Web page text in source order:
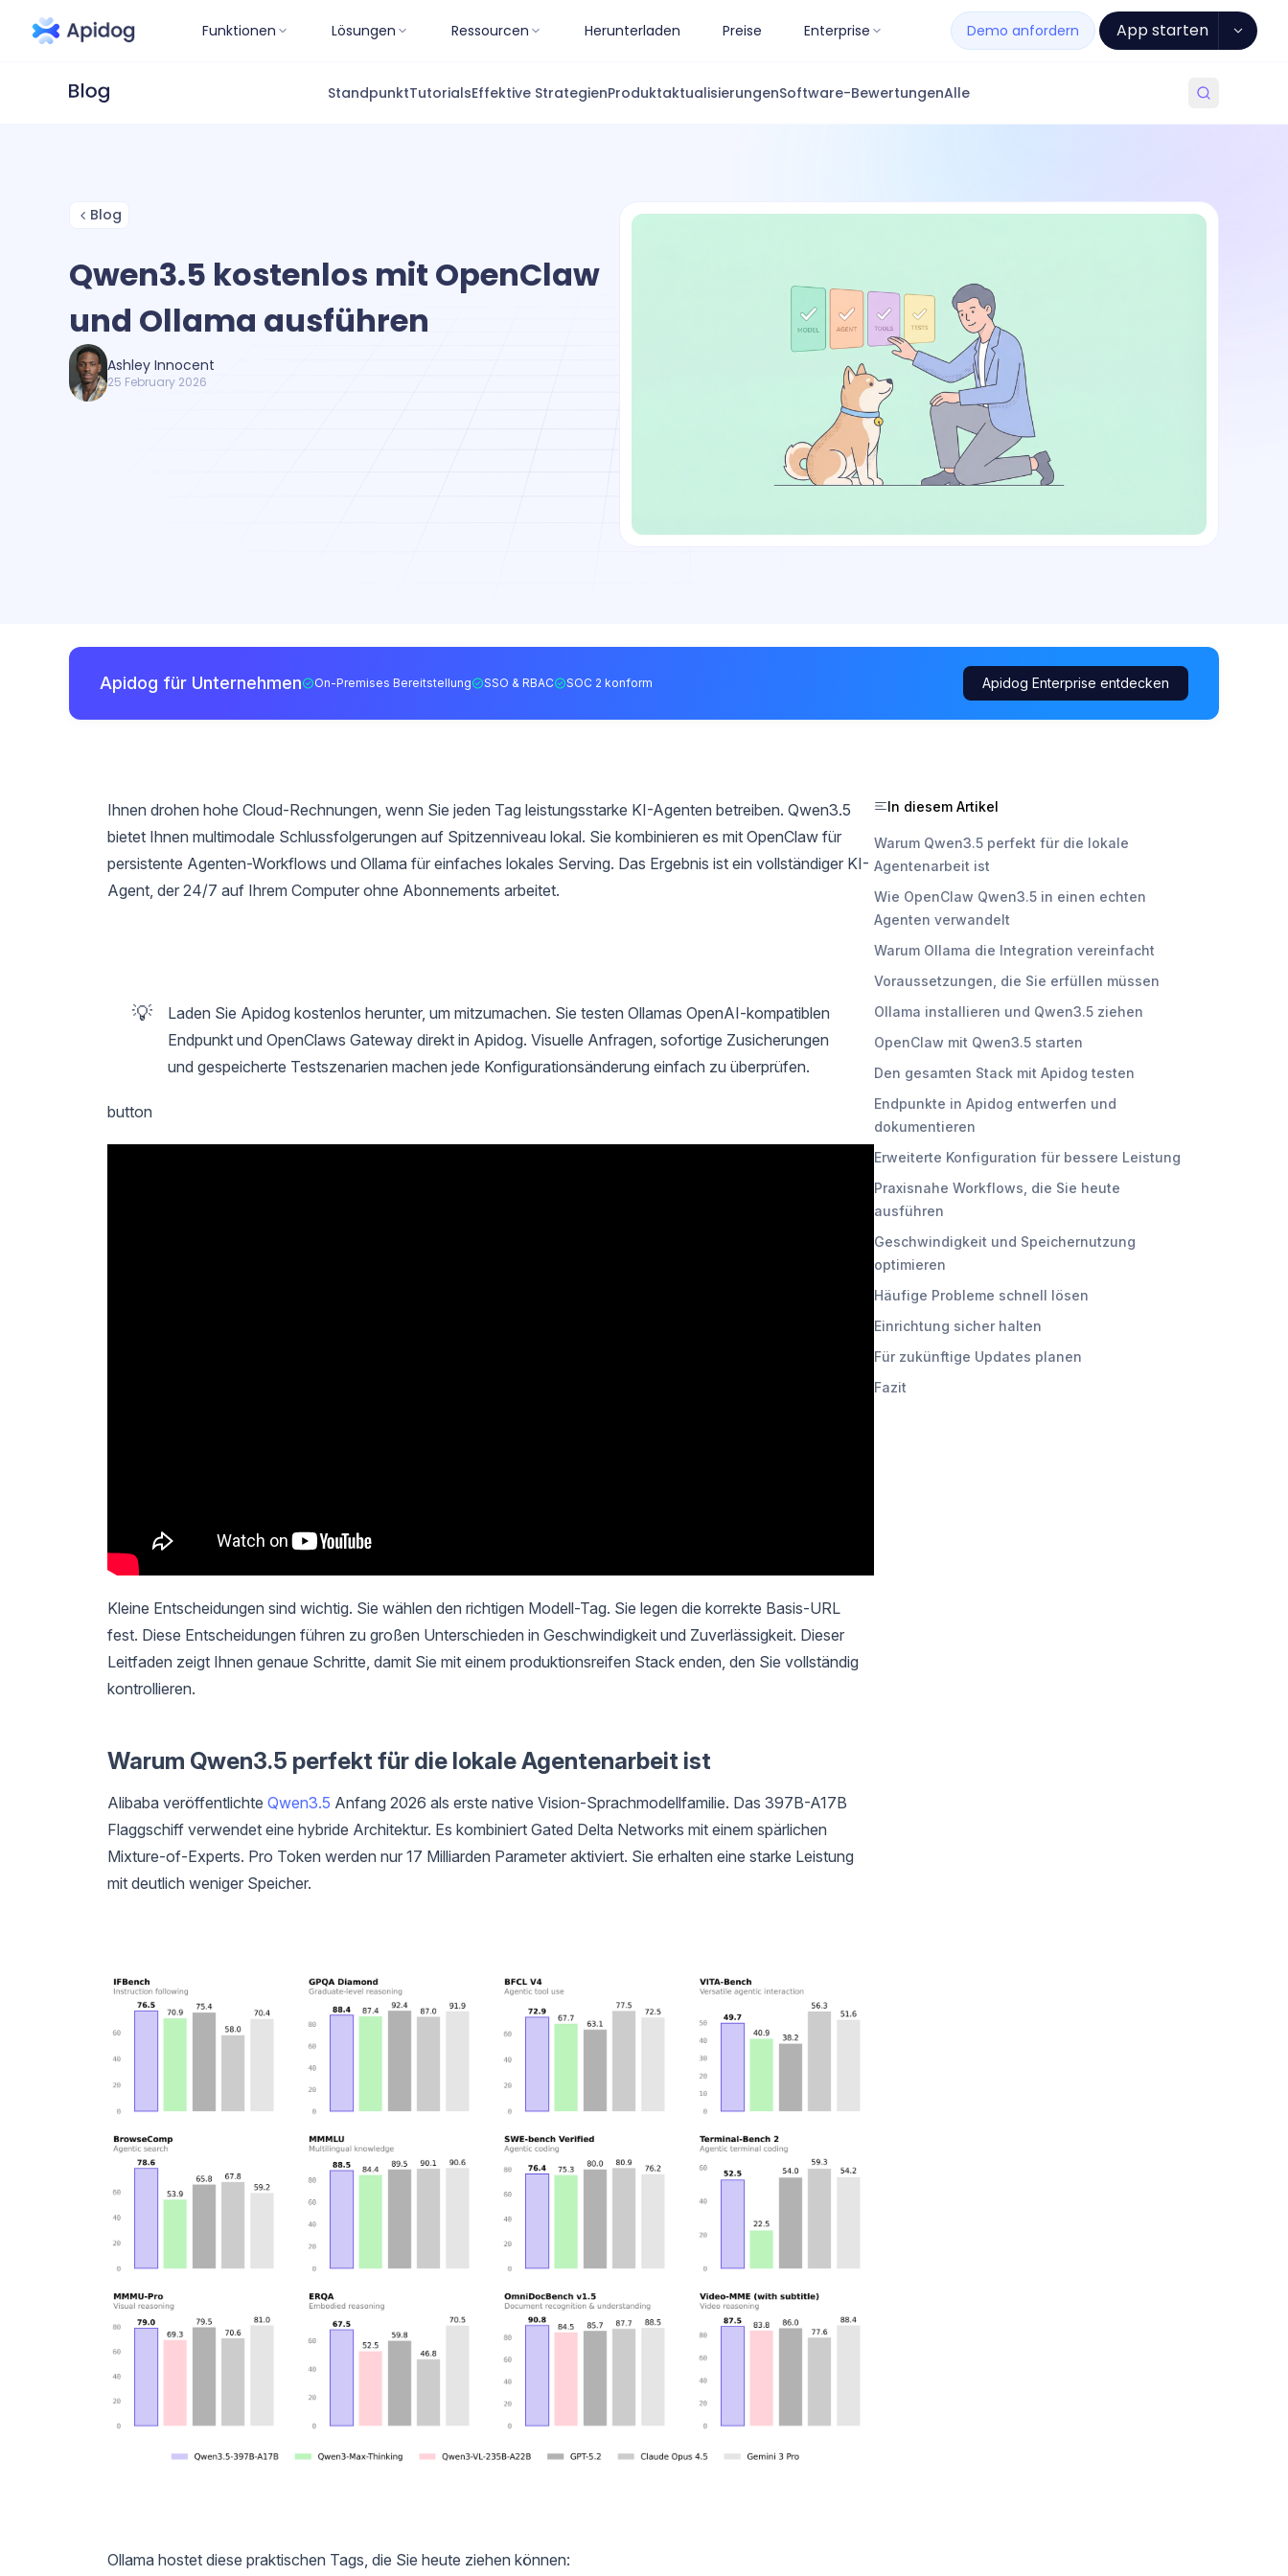
Funktionen Lösungen Ressourcen Herunterladen Preise Enterprise Demo anfordern App starten
StandpunktTutorialsEffektive StrategienProduktaktualisierungenSoftware-BewertungenAlle
Blog
Qwen3.5 kostenlos mit OpenClaw
und Ollama ausführen
Ashley Innocent
25 February 2026
Apidog für Unternehmen On-Premises Bereitstellung SSO & RBAC SOC 2 konform Apidog Enterprise entdecken
Ihnen drohen hohe Cloud-Rechnungen, wenn Sie jeden Tag leistungsstarke KI-Agenten betreiben. Qwen3.5
bietet Ihnen multimodale Schlussfolgerungen auf Spitzenniveau lokal. Sie kombinieren es mit OpenClaw für
persistente Agenten-Workflows und Ollama für einfaches lokales Serving. Das Ergebnis ist ein vollständiger KI-
Agent, der 24/7 auf Ihrem Computer ohne Abonnements arbeitet.
💡
Laden Sie Apidog kostenlos herunter, um mitzumachen. Sie testen Ollamas OpenAI-kompatiblen
Endpunkt und OpenClaws Gateway direkt in Apidog. Visuelle Anfragen, sofortige Zusicherungen
und gespeicherte Testszenarien machen jede Konfigurationsänderung einfach zu überprüfen.
button
Kleine Entscheidungen sind wichtig. Sie wählen den richtigen Modell-Tag. Sie legen die korrekte Basis-URL
fest. Diese Entscheidungen führen zu großen Unterschieden in Geschwindigkeit und Zuverlässigkeit. Dieser
Leitfaden zeigt Ihnen genaue Schritte, damit Sie mit einem produktionsreifen Stack enden, den Sie vollständig
kontrollieren.
Warum Qwen3.5 perfekt für die lokale Agentenarbeit ist
Alibaba veröffentlichte Qwen3.5 Anfang 2026 als erste native Vision-Sprachmodellfamilie. Das 397B-A17B
Flaggschiff verwendet eine hybride Architektur. Es kombiniert Gated Delta Networks mit einem spärlichen
Mixture-of-Experts. Pro Token werden nur 17 Milliarden Parameter aktiviert. Sie erhalten eine starke Leistung
mit deutlich weniger Speicher.
Ollama hostet diese praktischen Tags, die Sie heute ziehen können:
In diesem Artikel
Warum Qwen3.5 perfekt für die lokale
Agentenarbeit ist
Wie OpenClaw Qwen3.5 in einen echten
Agenten verwandelt
Warum Ollama die Integration vereinfacht
Voraussetzungen, die Sie erfüllen müssen
Ollama installieren und Qwen3.5 ziehen
OpenClaw mit Qwen3.5 starten
Den gesamten Stack mit Apidog testen
Endpunkte in Apidog entwerfen und
dokumentieren
Erweiterte Konfiguration für bessere Leistung
Praxisnahe Workflows, die Sie heute
ausführen
Geschwindigkeit und Speichernutzung
optimieren
Häufige Probleme schnell lösen
Einrichtung sicher halten
Für zukünftige Updates planen
Fazit